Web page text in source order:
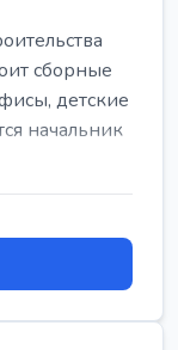
сборные
детские
начальник